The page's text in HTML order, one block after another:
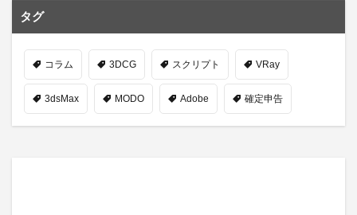
タグ
コラム 3DCG スクリプト VRay
3dsMax MODO Adobe 確定申告